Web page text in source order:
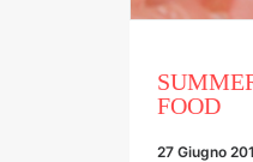
FOOD
27 Giugno